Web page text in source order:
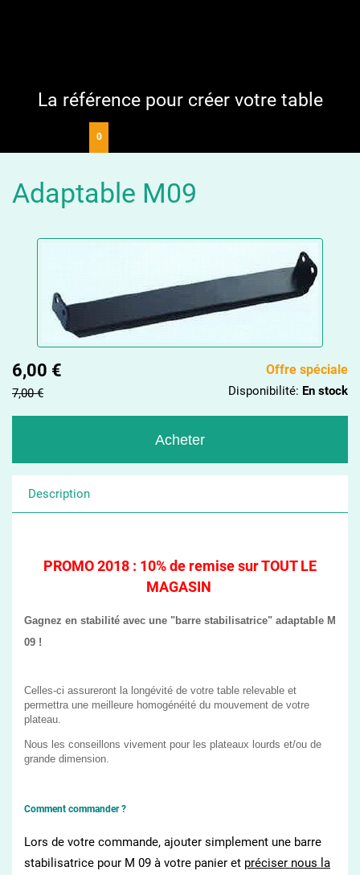
La référence pour créer votre table
Adaptable M09
Offre spéciale
Disponibilité: En stock
6,00 €
7,00 €
Description
PROMO 2018 : 10% de remise sur TOUT LE
MAGASIN
Gagnez en stabilité avec une "barre stabilisatrice" adaptable M
09 !
Celles-ci assureront la longévité de votre table relevable et
permettra une meilleure homogénéité du mouvement de votre
plateau.
Nous les conseillons vivement pour les plateaux lourds et/ou de
grande dimension.
Comment commander ?
Lors de votre commande, ajouter simplement une barre
stabilisatrice pour M 09 à votre panier et préciser nous la
0